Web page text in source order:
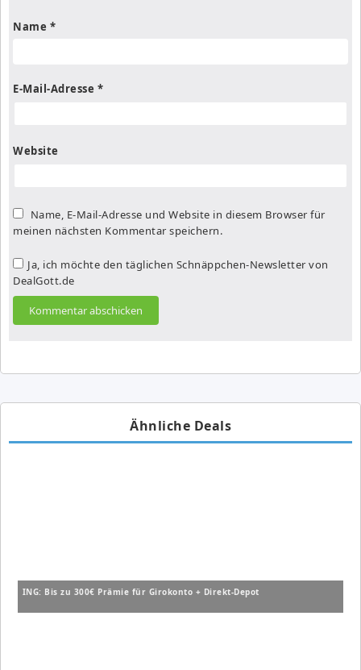
Name *
E-Mail-Adresse *
Website
Name, E-Mail-Adresse und Website in diesem Browser für
meinen nächsten Kommentar speichern.
Ja, ich möchte den täglichen Schnäppchen-Newsletter von
DealGott.de
Ähnliche Deals
ING: Bis zu 300€ Prämie für Girokonto + Direkt-Depot